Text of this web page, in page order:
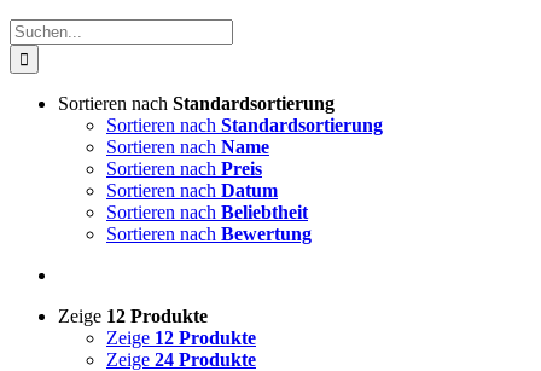
Suche
nach:
Sortieren nach Standardsortierung
Sortieren nach Standardsortierung
Sortieren nach Name
Sortieren nach Preis
Sortieren nach Datum
Sortieren nach Beliebtheit
Sortieren nach Bewertung
Zeige 12 Produkte
Zeige 12 Produkte
Zeige 24 Produkte